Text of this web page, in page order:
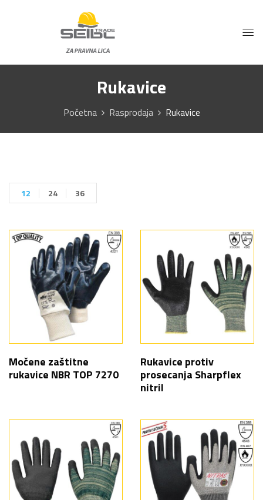
Rukavice
Početna Rasprodaja Rukavice
12 24 36
Močene zaštitne
rukavice NBR TOP 7270
Rukavice protiv
prosecanja Sharpflex
nitril